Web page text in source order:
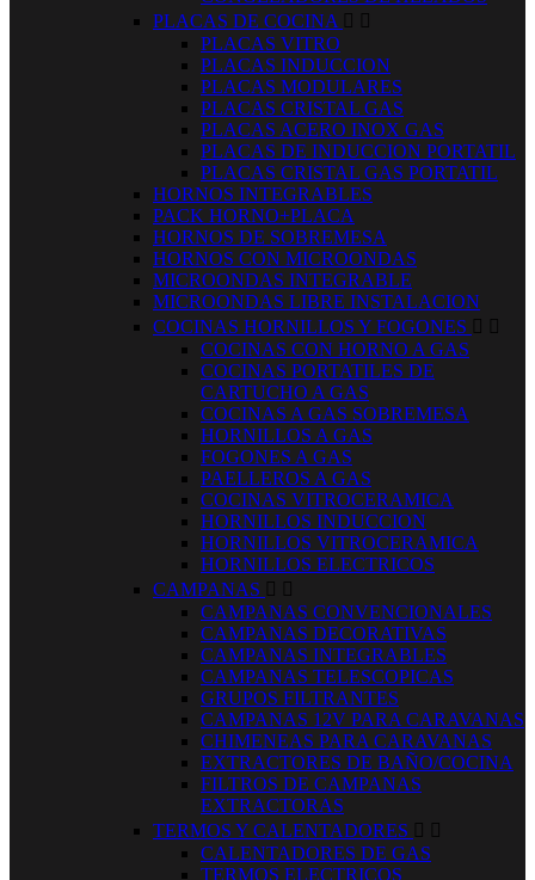
PLACAS DE COCINA  
PLACAS VITRO
PLACAS INDUCCION
PLACAS MODULARES
PLACAS CRISTAL GAS
PLACAS ACERO INOX GAS
PLACAS DE INDUCCION PORTATIL
PLACAS CRISTAL GAS PORTATIL
HORNOS INTEGRABLES
PACK HORNO+PLACA
HORNOS DE SOBREMESA
HORNOS CON MICROONDAS
MICROONDAS INTEGRABLE
MICROONDAS LIBRE INSTALACION
COCINAS HORNILLOS Y FOGONES  
COCINAS CON HORNO A GAS
COCINAS PORTATILES DE
CARTUCHO A GAS
COCINAS A GAS SOBREMESA
HORNILLOS A GAS
FOGONES A GAS
PAELLEROS A GAS
COCINAS VITROCERAMICA
HORNILLOS INDUCCION
HORNILLOS VITROCERAMICA
HORNILLOS ELECTRICOS
CAMPANAS  
CAMPANAS CONVENCIONALES
CAMPANAS DECORATIVAS
CAMPANAS INTEGRABLES
CAMPANAS TELESCOPICAS
GRUPOS FILTRANTES
CAMPANAS 12V PARA CARAVANAS
CHIMENEAS PARA CARAVANAS
EXTRACTORES DE BAÑO/COCINA
FILTROS DE CAMPANAS
EXTRACTORAS
TERMOS Y CALENTADORES  
CALENTADORES DE GAS
TERMOS ELECTRICOS